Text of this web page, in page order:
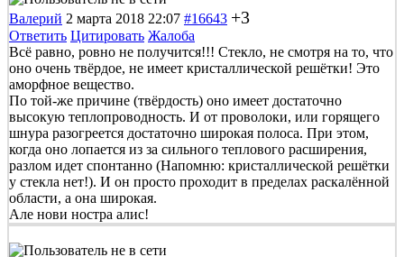
Валерий 2 марта 2018 22:07 #16643 +3
Ответить Цитировать Жалоба
Всё равно, ровно не получится!!! Стекло, не смотря на то, что
оно очень твёрдое, не имеет кристаллической решётки! Это
аморфное вещество.
По той-же причине (твёрдость) оно имеет достаточно
высокую теплопроводность. И от проволоки, или горящего
шнура разогреется достаточно широкая полоса. При этом,
когда оно лопается из за сильного теплового расширения,
разлом идет спонтанно (Напомню: кристаллической решётки
у стекла нет!). И он просто проходит в пределах раскалённой
области, а она широкая.
Але нови ностра алис!